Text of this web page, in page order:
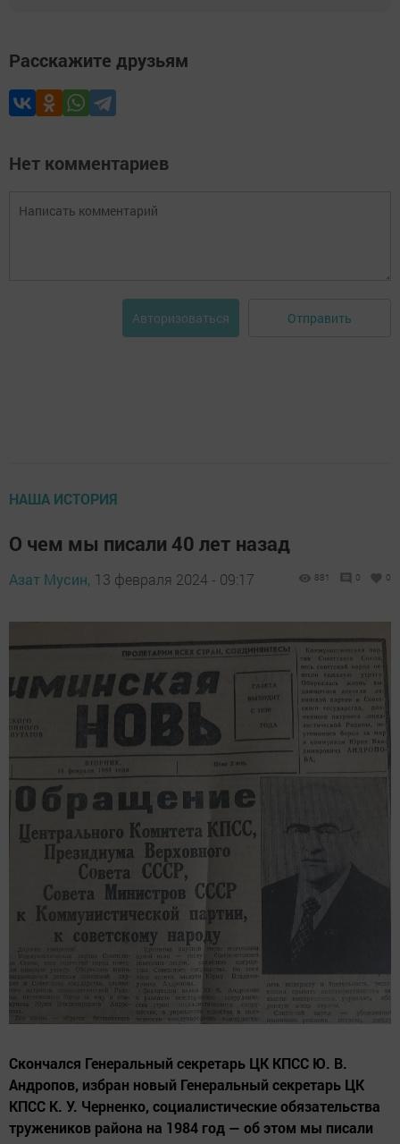
Расскажите друзьям
Нет комментариев
Авторизоваться Отправить
НАША ИСТОРИЯ
О чем мы писали 40 лет назад
Азат Мусин, 13 февраля 2024 - 09:17 881 0 0
Скончался Генеральный секретарь ЦК КПСС Ю. В.
Андропов, избран новый Генеральный секретарь ЦК
КПСС К. У. Черненко, социалистические обязательства
тружеников района на 1984 год — об этом мы писали